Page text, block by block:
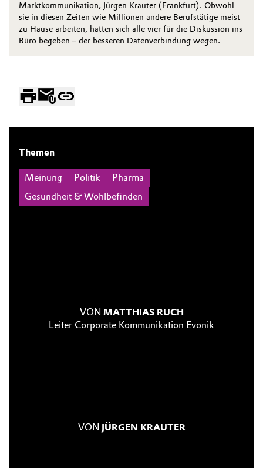
Marktkommunikation, Jürgen Krauter (Frankfurt). Obwohl
sie in diesen Zeiten wie Millionen andere Berufstätige meist
zu Hause arbeiten, hatten sich alle vier für die Diskussion ins
Büro begeben – der besseren Datenverbindung wegen.
Themen
Meinung Politik
Pharma
Gesundheit & Wohlbefinden
VON MATTHIAS RUCH
Leiter Corporate Kommunikation Evonik
VON JÜRGEN KRAUTER